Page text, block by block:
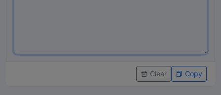
Clear Copy